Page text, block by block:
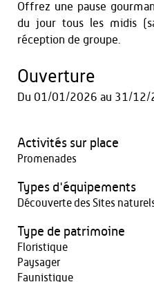
Offrez une pause
du jour tous les midis
réception de groupe.
Ouverture
Du 01/01/2026 au 31/12/
Activités sur place
Promenades
Types d'équipements
Découverte des Sites
Type de patrimoine
Floristique
Paysager
Faunistique